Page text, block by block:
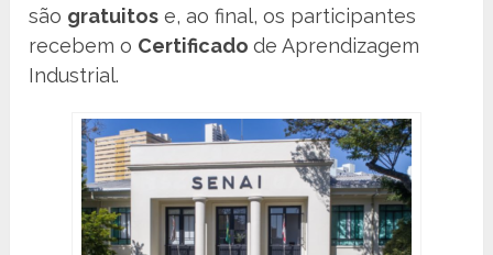
são gratuitos e, ao final, os participantes
recebem o Certificadode Aprendizagem
Industrial.